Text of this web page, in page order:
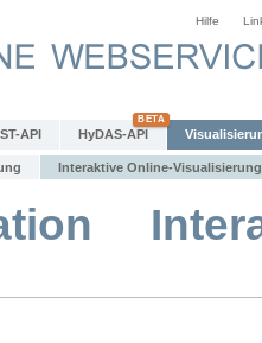
Hilfe
API HyDAS-API
Interaktive Online-Visualisierung